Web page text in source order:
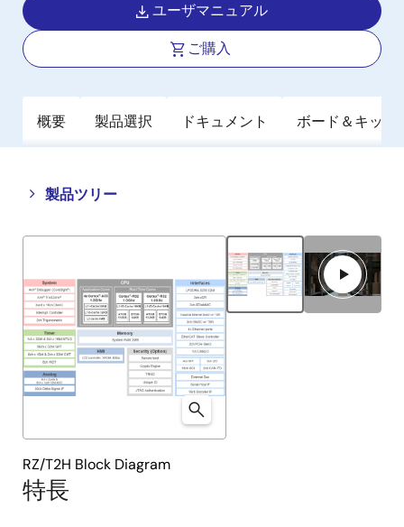
ユーザマニュアル
ご購入
概要 製品選択 ドキュメント ボード＆キット
製品ツリー
Close
tree
Open
tree
特長
RZ/T2H Block Diagram